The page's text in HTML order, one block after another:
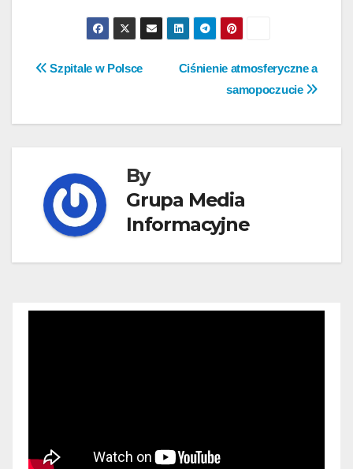
Nawigacja
Ciśnienie atmosferyczne a
samopoczucie
Szpitale w Polsce
By
Grupa Media
Informacyjne